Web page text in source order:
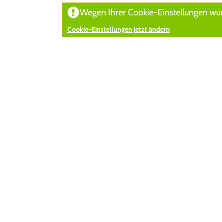
Wegen Ihrer Cookie-Einstellungen
Cookie-Einstellungen jetzt ändern